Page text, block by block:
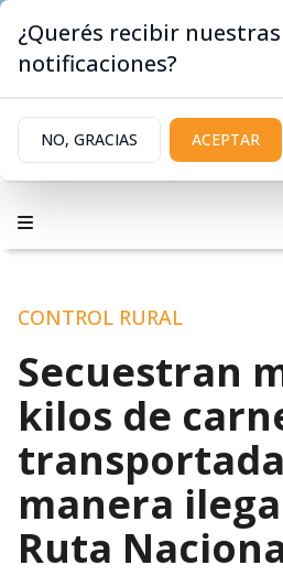
CONTROL RURAL
Secuestran
kilos de
manera
Ruta
¿Querés recibir nuestras
notificaciones?
NO, GRACIAS ACEPTAR